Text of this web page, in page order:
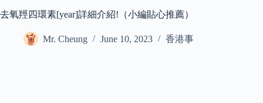
去氧羥四環素[year]詳細介紹!（小編貼心推薦）
Mr. Cheung June 10, 2023 香港事